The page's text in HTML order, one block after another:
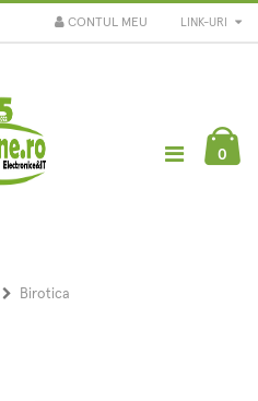
LINK-URI
CONTUL MEU
0
Birotica